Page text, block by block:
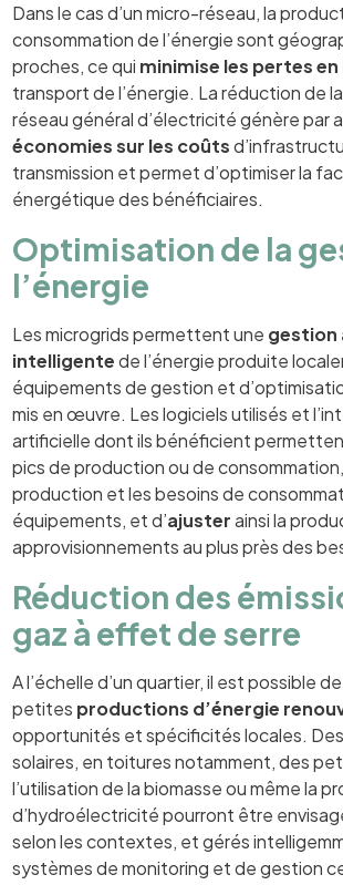
Dans le cas d’un micro-réseau, la
consommation de l’énergie sont
proches, ce qui minimise les pertes en
transport de l’énergie. La réduction de
réseau général d’électricité génère par
économies sur les coûts
transmission et permet d’optimiser la
énergétique des bénéficiaires.
Optimisation de la
l’énergie
Les microgrids permettent une gestion
intelligentede l’énergie produite
équipements de gestion et
mis en œuvre. Les logiciels utilisés et
artificielle dont ils bénéficient
pics de production ou de
production et les besoins de
équipements, et d’ajusterainsi la
approvisionnements au plus près des
Réduction des
gaz à effet de serre
A l’échelle d’un quartier, il est possible
petites productions d’énergie
opportunités et spécificités locales.
solaires, en toitures notamment, des
l’utilisation de la biomasse ou même la
d’hydroélectricité pourront être
selon les contextes, et gérés
systèmes de monitoring et de gestion